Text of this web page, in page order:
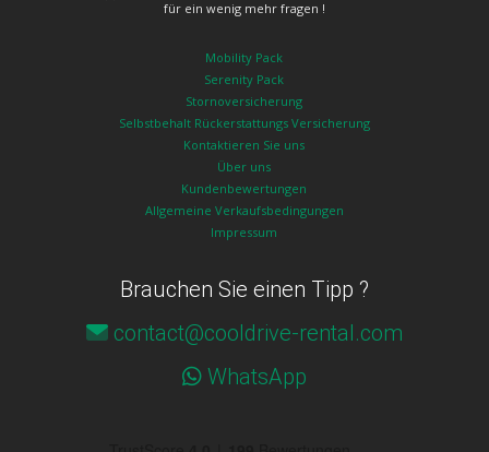
für ein wenig mehr fragen !
Mobility Pack
Serenity Pack
Stornoversicherung
Selbstbehalt Rückerstattungs Versicherung
Kontaktieren Sie uns
Über uns
Kundenbewertungen
Allgemeine Verkaufsbedingungen
Impressum
Brauchen Sie einen Tipp ?
contact@cooldrive-rental.com
WhatsApp